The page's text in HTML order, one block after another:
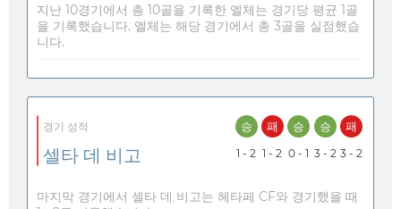
지난 10경기에서 총 10골을 기록한 엘체는 경기당 평균 1골
을 기록했습니다. 엘체는 해당 경기에서 총 3골을 실점했습
니다.
경기 성적
셀타 데 비고
승
1 - 2
패
1 - 2
승
0 - 1
승
3 - 2
패
3 - 2
마지막 경기에서 셀타 데 비고는 헤타페 CF와 경기했을 때